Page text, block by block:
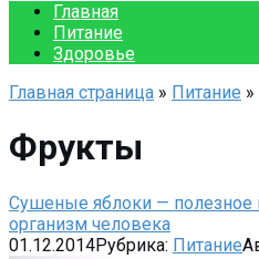
Главная
Питание
Здоровье
Главная страница » Питание »
Фрукты
Сушеные яблоки — полезное
организм человека
01.12.2014Рубрика: Питание